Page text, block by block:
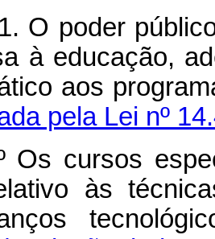
O poder
à educação,
aos
pela Lei nº
Os cursos
às